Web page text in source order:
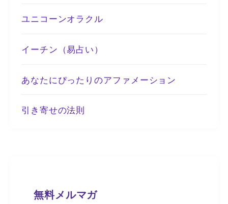
ユニコーンオラクル
イーチン（易占い）
あなたにぴったりのアファメーション
引き寄せの法則
無料メルマガ